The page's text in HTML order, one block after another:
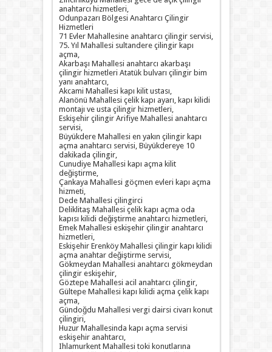
anahtarcı hizmetleri,
Odunpazarı Bölgesi Anahtarcı Çilingir
Hizmetleri
71 Evler Mahallesine anahtarcı çilingir servisi,
75. Yıl Mahallesi sultandere çilingir kapı
açma,
Akarbaşı Mahallesi anahtarcı akarbaşı
çilingir hizmetleri Atatük bulvarı çilingir bim
yanı anahtarcı,
Akcami Mahallesi kapı kilit ustası,
Alanönü Mahallesi çelik kapı ayarı, kapı kilidi
montajı ve usta çilingir hizmetleri,
Eskişehir çilingir Arifiye Mahallesi anahtarcı
servisi,
Büyükdere Mahallesi en yakın çilingir kapı
açma anahtarcı servisi, Büyükdereye 10
dakikada çilingir,
Cunudiye Mahallesi kapı açma kilit
değiştirme,
Çankaya Mahallesi göçmen evleri kapı açma
hizmeti,
Dede Mahallesi çilingirci
Deliklitaş Mahallesi çelik kapı açma oda
kapısı kilidi değiştirme anahtarcı hizmetleri,
Emek Mahallesi eskişehir çilingir anahtarcı
hizmetleri,
Eskişehir Erenköy Mahallesi çilingir kapı kilidi
açma anahtar değiştirme servisi,
Gökmeydan Mahallesi anahtarcı gökmeydan
çilingir eskişehir,
Göztepe Mahallesi acil anahtarcı çilingir,
Gültepe Mahallesi kapı kilidi açma çelik kapı
açma,
Gündoğdu Mahallesi vergi dairsi civarı konut
çilingiri,
Huzur Mahallesinda kapı açma servisi
eskişehir anahtarcı,
Ihlamurkent Mahallesi toki konutlarına